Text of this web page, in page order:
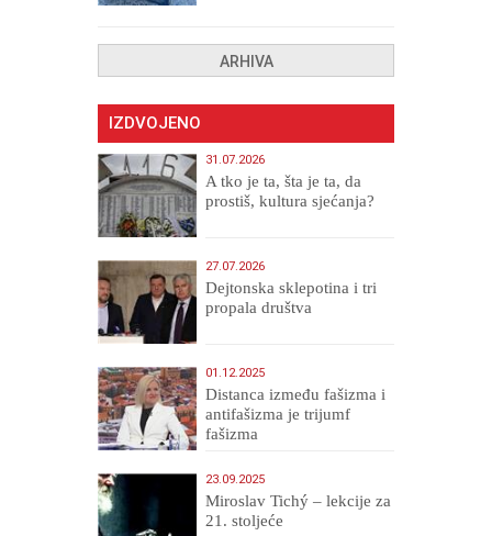
ARHIVA
IZDVOJENO
31.07.2026
A tko je ta, šta je ta, da
prostiš, kultura sjećanja?
27.07.2026
Dejtonska sklepotina i tri
propala društva
01.12.2025
Distanca između fašizma i
antifašizma je trijumf
fašizma
23.09.2025
Miroslav Tichý – lekcije za
21. stoljeće